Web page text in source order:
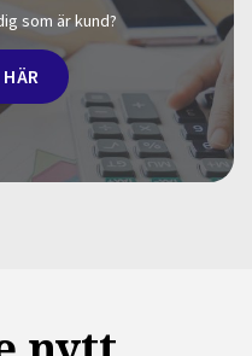
som är kund?